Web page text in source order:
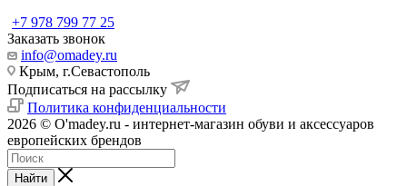
+7 978 799 77 25
Заказать звонок
info@omadey.ru
Крым, г.Севастополь
Подписаться на рассылку
Политика конфиденциальности
2026 © O'madey.ru - интернет-магазин обуви и аксессуаров
европейских брендов
Найти